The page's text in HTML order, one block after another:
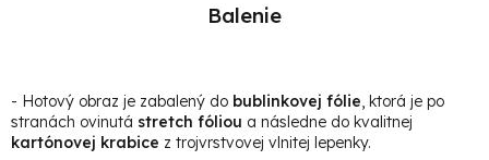
Balenie
- Hotový obraz je zabalený do bublinkovej fólie , ktorá je po
stranách ovinutá stretch fóliou a následne do kvalitnej
kartónovej krabice z trojvrstvovej vlnitej lepenky.